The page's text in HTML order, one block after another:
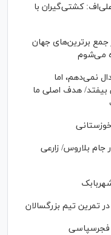
کشتی‌گیران با
برترین‌های جهان
می‌شوم
نمی‌دهم، اما
بیفتد/ هدف اصلی ما
جام بلاروس/ زارعی
تمرین تیم بزرگسالان
فجرسپاسی